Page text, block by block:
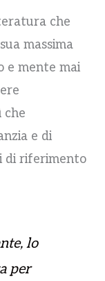
che
massima
e mente mai
che
e di
di riferimento
lo
per